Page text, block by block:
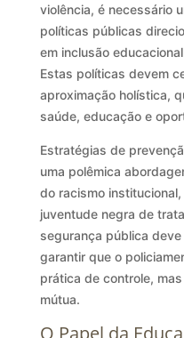
violência, é necessário
políticas públicas
em inclusão
Estas políticas devem
aproximação holística,
saúde, educação e
Estratégias de
uma polêmica
do racismo
juventude negra de
segurança pública
garantir que o
prática de controle,
mútua.
O Papel da